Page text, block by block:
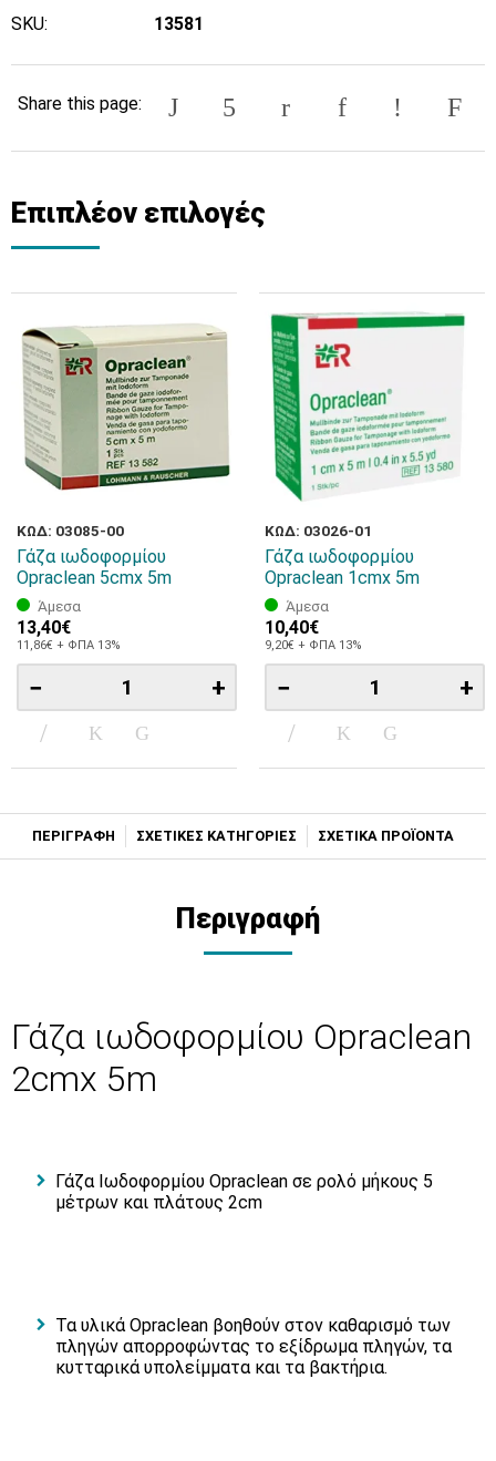
SKU:
13581
Share this page:
Επιπλέον επιλογές
ΚΩΔ: 03085-00
Γάζα ιωδοφορμίου
Opraclean 5cmx 5m
Άμεσα
13,40€
11,86€ + ΦΠΑ 13%
− +
ΚΩΔ: 03026-01
Γάζα ιωδοφορμίου
Opraclean 1cmx 5m
Άμεσα
10,40€
9,20€ + ΦΠΑ 13%
− +
ΠΕΡΙΓΡΑΦΗ ΣΧΕΤΙΚΕΣ ΚΑΤΗΓΟΡΙΕΣ ΣΧΕΤΙΚΑ ΠΡΟΪΟΝΤΑ
Περιγραφή
Γάζα ιωδοφορμίου Opraclean
2cmx 5m
Γάζα Ιωδοφορμίου Opraclean σε ρολό μήκους 5
μέτρων και πλάτους 2cm
Τα υλικά Opraclean βοηθούν στον καθαρισμό των
πληγών απορροφώντας το εξίδρωμα πληγών, τα
κυτταρικά υπολείμματα και τα βακτήρια.